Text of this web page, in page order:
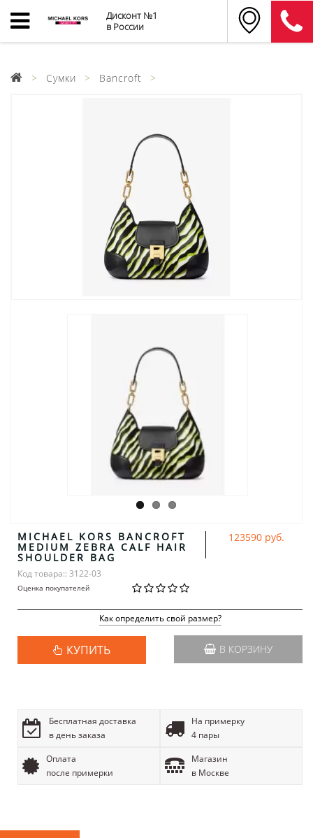
Дисконт №1
в России
Сумки Bancroft
MICHAEL KORS BANCROFT
MEDIUM ZEBRA CALF HAIR
SHOULDER BAG
Код товара:: 3122-03
Оценка покупателей
123590 руб.
Как определить свой размер?
КУПИТЬ В КОРЗИНУ
Бесплатная доставка
в день заказа
На примерку
4 пары
Оплата
после примерки
Магазин
в Москве